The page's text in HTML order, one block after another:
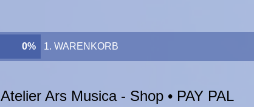
0% 1. WARENKORB
Atelier Ars Musica - Shop • PAY PAL